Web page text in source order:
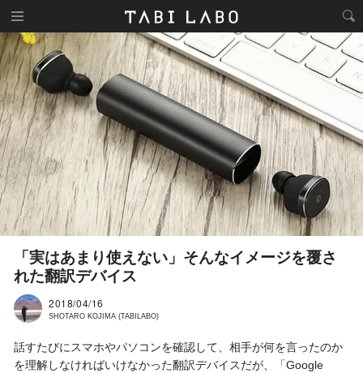
「実はあまり使えない」そんなイメージを覆さ
れた翻訳デバイス
2018/04/16
SHOTARO KOJIMA (TABILABO)
話すたびにスマホやパソコンを確認して、相手が何を言ったのか
を理解しなければいけなかった翻訳デバイスだが、「Google